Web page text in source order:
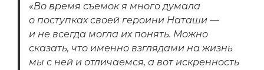
«Во время съемок я много думала
о поступках своей героини Наташи —
и не всегда могла их понять. Можно
сказать, что именно взглядами на жизнь
мы с ней и отличаемся, а вот искренность